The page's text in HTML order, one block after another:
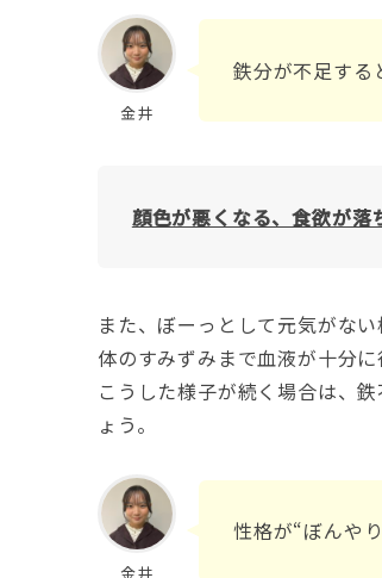
金井
鉄分が不足する
顔色が悪くなる、食欲が落
また、ぼーっとして元気がな
体のすみずみまで血液が十分
こうした様子が続く場合は、
ょう。
金井
性格が“ぼんや